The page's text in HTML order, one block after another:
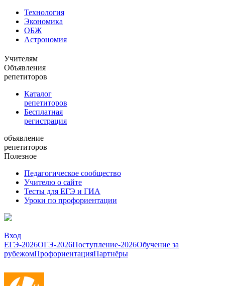
Технология
Экономика
ОБЖ
Астрономия
Учителям
Объявления
репетиторов
Каталог
репетиторов
Бесплатная
регистрация
объявление
репетиторов
Полезное
Педагогическое сообщество
Учителю о сайте
Тесты для ЕГЭ и ГИА
Уроки по профориентации
Вход
ЕГЭ-2026ОГЭ-2026Поступление-2026Обучение за
рубежомПрофориентацияПартнёры